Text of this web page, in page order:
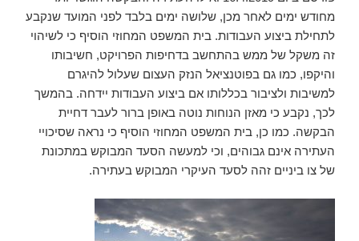
מחודש ימים לאחר מכן, שלושה ימים בלבד לפני המועד שנקבע
לתחילת ביצוע העבודות. בית המשפט המחוזי הוסיף כי לשיהוי
זה משקל של ממש בהתחשב בדחיפות הפרויקט, חשיבותו
והיקפו, כמו גם בפוטנציאל הנזק העצום שעלול להיגרם
למשיבות ולציבור בכללותו אם ביצוע העבודות יידחה. בהמשך
לכך, נקבע כי מאזן הנוחות נוטה באופן ברור לעבר דחיית
הבקשה. כמו כן, בית המשפט המחוזי הוסיף כי נראה שסיכויי
העתירה אינם גבוהים, וכי למעשה הסעד המבוקש במתכונת
של צו ביניים זהה לסעד העיקרי המבוקש בעתירה.